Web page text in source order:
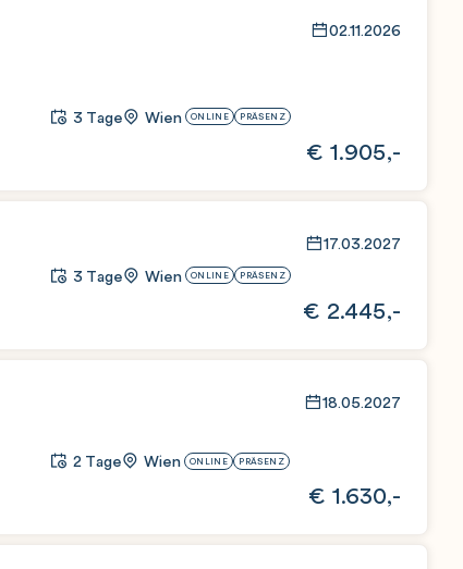
3 Tage Wien ONLINE PRÄSENZ
02.11.2026
€ 1.905,-
3 Tage Wien ONLINE PRÄSENZ
17.03.2027
€ 2.445,-
2 Tage Wien ONLINE PRÄSENZ
18.05.2027
€ 1.630,-